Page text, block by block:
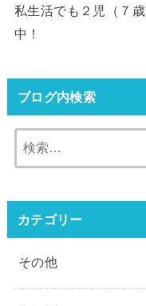
私生活でも２児（７
中！
ブログ内検索
カテゴリー
その他